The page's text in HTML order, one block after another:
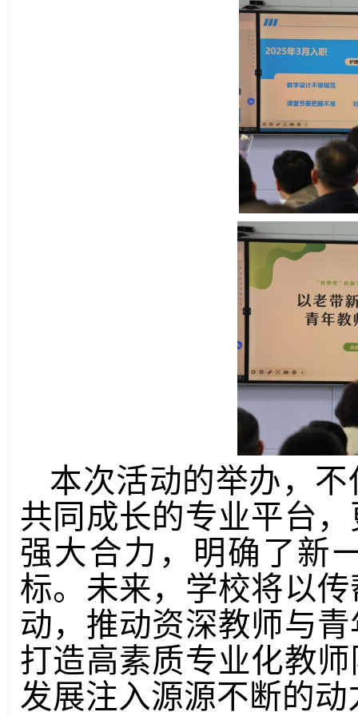
本次活动的举办，
共同成长的专业平台
强大合力，明确了新
标。未来，学校将以
动， 推动资深教师与
打造高素质专业化教
发展注入源源不断的动